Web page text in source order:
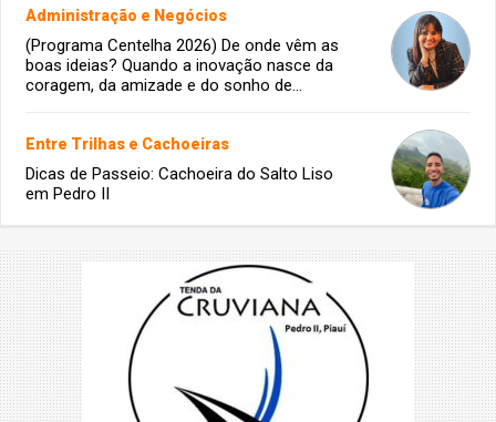
Administração e Negócios
(Programa Centelha 2026) De onde vêm as
boas ideias? Quando a inovação nasce da
coragem, da amizade e do sonho de
Entre Trilhas e Cachoeiras
Dicas de Passeio: Cachoeira do Salto Liso
em Pedro II